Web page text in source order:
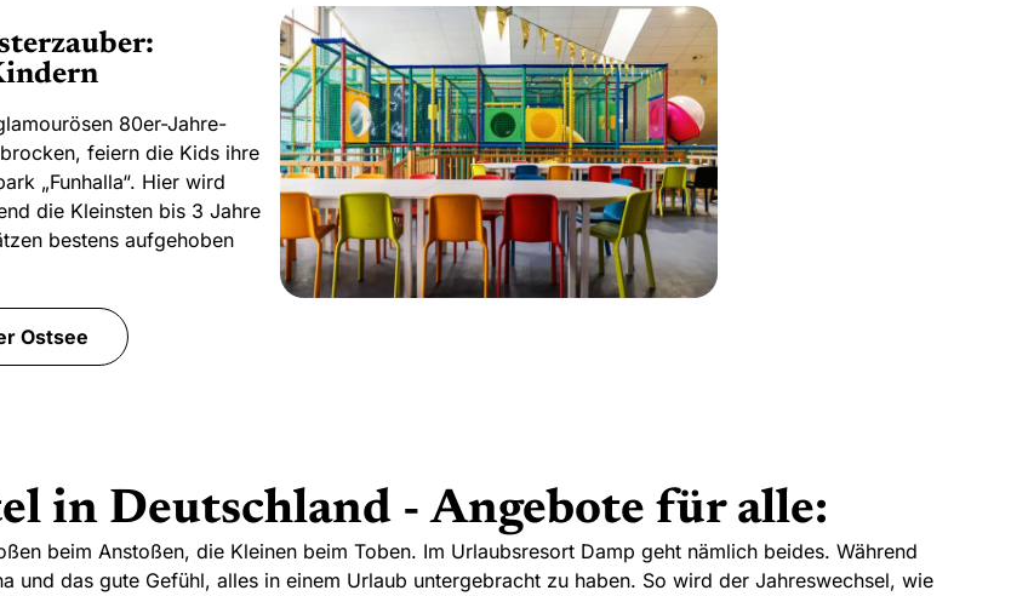
80er-Jahre-
feiern die Kids ihre
„Funhalla“. Hier wird
die Kleinsten bis 3 Jahre
bestens aufgehoben
Ostsee
in Deutschland - Angebote für alle:
beim Anstoßen, die Kleinen beim Toben. Im Urlaubsresort Damp geht nämlich beides. Während
und das gute Gefühl, alles in einem Urlaub untergebracht zu haben. So wird der Jahreswechsel, wie